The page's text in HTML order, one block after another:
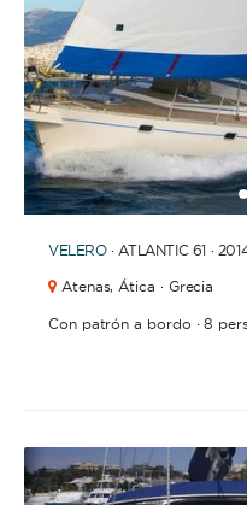
CON
La opción ideal para los
experiencia de lujo. Una
encargará de todas las
limpieza, elaboración
provisiones, cocina o
0m.
VELERO · ATLANTIC 61 ·
Atenas, Ática · Grecia
Con patrón a bordo ·8